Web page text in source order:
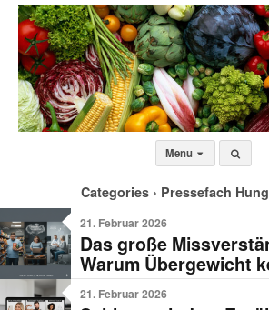
Menu
Categories › Pressefach
21. Februar 2026
Das große
Warum Übergewicht
der Disziplin sondern
Individualität ist
21. Februar 2026